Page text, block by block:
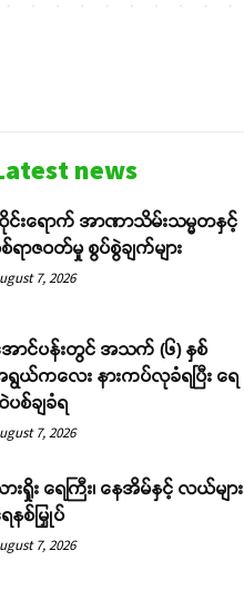
news
င်းရောက် အာဏာသိမ်းသမ္မတနှင့်
ရာဇဝတ်မှု စွပ်စွဲချက်များ
7, 2026
ောင်ပန်းတွင် အသက် (၆) နှစ်
ယ်ကလေး နားကပ်လုခံရပြီး ရေ
စ်ချခံရ
7, 2026
းရှိုး ရေကြီး၊ နေအိမ်နှင့် လယ်များ
နစ်မြှုပ်
7, 2026